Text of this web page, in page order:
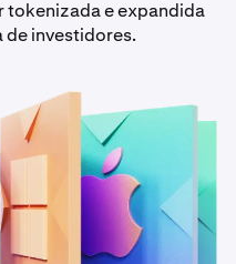
tokenizada e expandida
de investidores.